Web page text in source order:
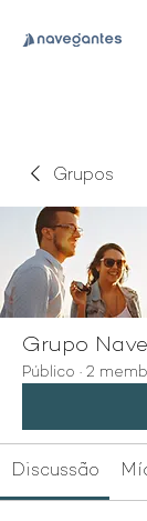
Grupos
Grupo
Público · 2
Discussão